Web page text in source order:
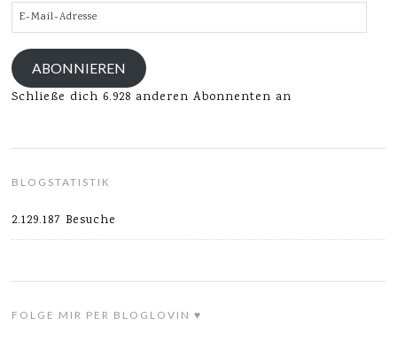
E-
Mail-
Adresse
ABONNIEREN
Schließe dich 6.928 anderen Abonnenten an
BLOGSTATISTIK
2.129.187 Besuche
FOLGE MIR PER BLOGLOVIN ♥